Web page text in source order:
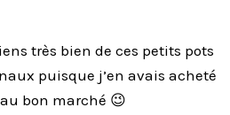
très bien de ces petits pots
puisque j’en avais acheté
bon marché 😉